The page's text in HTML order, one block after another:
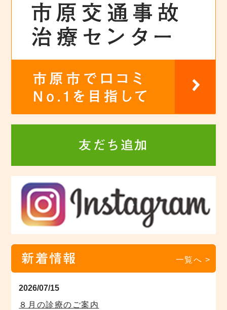
友だち追加
新着情報 一覧へ >
2026/07/15
８月の診療のご案内